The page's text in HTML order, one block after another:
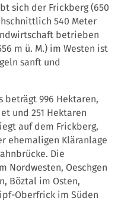
sich der Frickberg (650
540 Meter
betrieben
m ü. M.) im Westen ist
sanft und
beträgt 996 Hektaren,
und 251 Hektaren
auf dem Frickberg,
ehemaligen Kläranlage
Die
Nordwesten, Oeschgen
Böztal im Osten,
Oberfrick im Süden